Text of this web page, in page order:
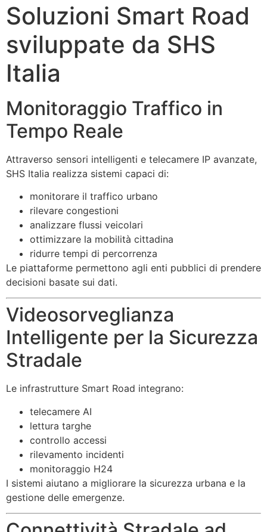
Soluzioni Smart Road
sviluppate da SHS
Italia
Monitoraggio Traffico in
Tempo Reale
Attraverso sensori intelligenti e telecamere IP avanzate,
SHS Italia realizza sistemi capaci di:
monitorare il traffico urbano
rilevare congestioni
analizzare flussi veicolari
ottimizzare la mobilità cittadina
ridurre tempi di percorrenza
Le piattaforme permettono agli enti pubblici di prendere
decisioni basate sui dati.
Videosorveglianza
Intelligente per la Sicurezza
Stradale
Le infrastrutture Smart Road integrano:
telecamere AI
lettura targhe
controllo accessi
rilevamento incidenti
monitoraggio H24
I sistemi aiutano a migliorare la sicurezza urbana e la
gestione delle emergenze.